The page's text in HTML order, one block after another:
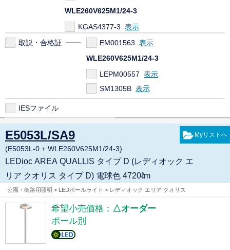
WLE260V625M1/24-3
KGAS4377-3
取説・合格証
EM001563
WLE260V625M1/24-3
LEPM00557
SM1305B
IESファイル
E5053L/SA9
(E5053L-0 + WLE260V625M1/24-3)
LEDioc AREA QUALLIS タイプ D (レディオック エ
リア クオリス タイプ D) 電球色 4720ℓm
公園・街路用照明 > LEDポールライト > レディオック エリア クオリス
希望小売価格： △オーダー
ポール別